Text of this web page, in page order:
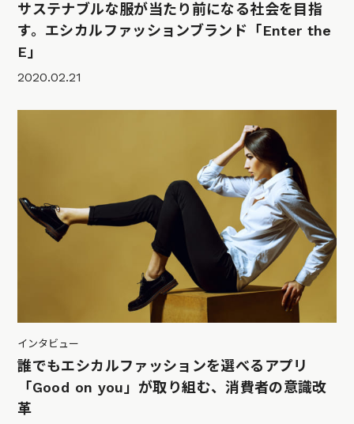
サステナブルな服が当たり前になる社会を目指
す。エシカルファッションブランド「Enter the
E」
2020.02.21
インタビュー
誰でもエシカルファッションを選べるアプリ
「Good on you」が取り組む、消費者の意識改
革